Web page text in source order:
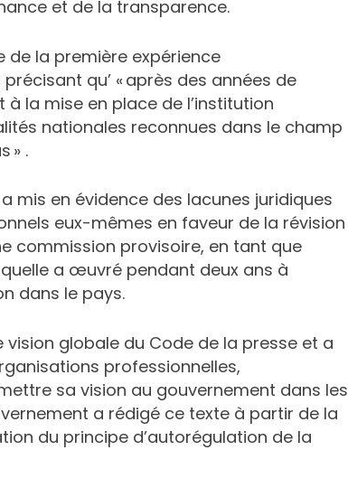
et de la transparence.
de la première expérience
qu’ « après des années de
la mise en place de l’institution
nationales reconnues dans le champ
» .
mis en évidence des lacunes juridiques
eux-mêmes en faveur de la révision
commission provisoire, en tant que
a œuvré pendant deux ans à
dans le pays.
globale du Code de la presse et a
professionnelles,
sa vision au gouvernement dans les
a rédigé ce texte à partir de la
du principe d’autorégulation de la